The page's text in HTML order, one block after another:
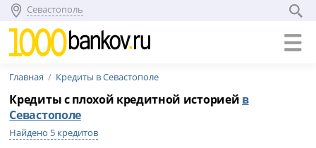
Севастополь
Главная Кредиты в Севастополе
Кредиты с плохой кредитной историей в
Севастополе
Найдено 5 кредитов